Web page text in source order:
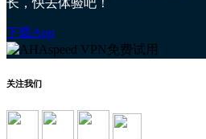
长，快去体验吧！
下载App
关注我们